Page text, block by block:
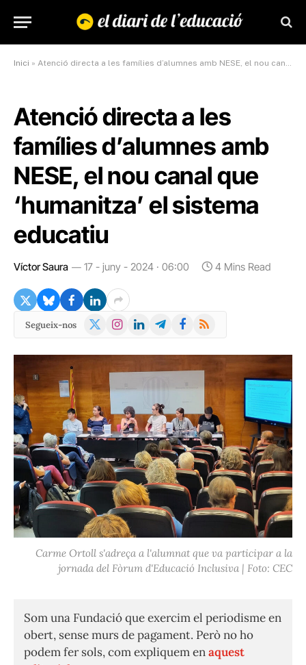
Inici » Atenció directa a les famílies d’alumnes amb NESE, el nou canal que ‘humanitza’ el sistema educatiu
Atenció directa a les
famílies d’alumnes amb
NESE, el nou canal que
‘humanitza’ el sistema
educatiu
Víctor Saura 17 - juny - 2024 · 06:00 4 Mins Read
Segueix-nos
X
Instagram
LinkedInTelegramFacebook
RSS
Carme Ortoll s'adreça a l'alumnat que va participar a la
jornada del Fòrum d'Educació Inclusiva | Foto: CEC
Som una Fundació que exercim el periodisme en
obert, sense murs de pagament. Però no ho
podem fer sols, com expliquem enaquest